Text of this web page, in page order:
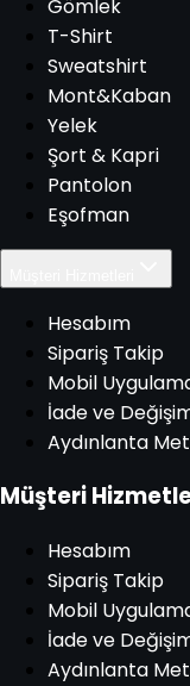
Gömlek
T-Shirt
Sweatshirt
Mont&Kaban
Yelek
Şort & Kapri
Pantolon
Eşofman
Hesabım
Sipariş Takip
Mobil
İade ve
Aydınlanta
Müşteri
Hesabım
Sipariş Takip
Mobil
İade ve
Aydınlanta